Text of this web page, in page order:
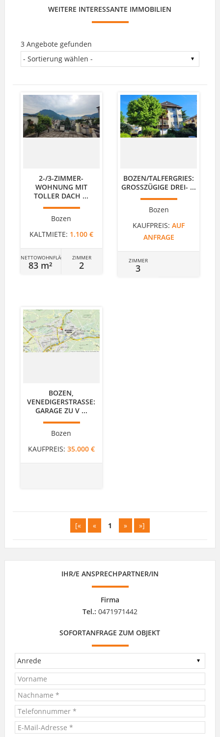
WEITERE INTERESSANTE IMMOBILIEN
3 Angebote gefunden
2-/3-ZIMMER-
WOHNUNG MIT
TOLLER DACH ...
Bozen
KALTMIETE: 1.100 €
NETTOWOHNFLÄCHE
83 m²
ZIMMER
2
BOZEN/TALFERGRIES:
GROSSZÜGIGE DREI- ...
Bozen
KAUFPREIS: AUF
ANFRAGE
ZIMMER
3
BOZEN,
VENEDIGERSTRASSE: G
ARAGE ZU V ...
Bozen
KAUFPREIS: 35.000 €
[« « 1 » »]
IHR/E ANSPRECHPARTNER/IN
Firma
Tel.: 0471971442
SOFORTANFRAGE ZUM OBJEKT